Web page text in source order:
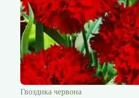
Гвоздика червона